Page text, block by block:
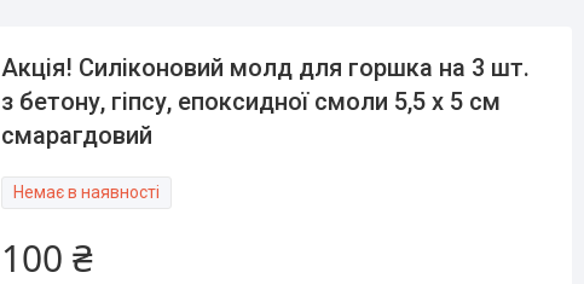
Акція! Силіконовий молд для горшка на 3 шт.
з бетону, гіпсу, епоксидної смоли 5,5 х 5 см
смарагдовий
Немає в наявності
100 ₴